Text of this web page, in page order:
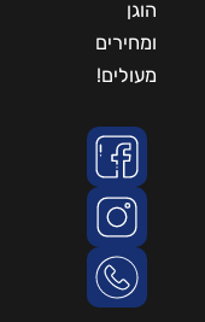
הוגן
ומחירים
מעולים!